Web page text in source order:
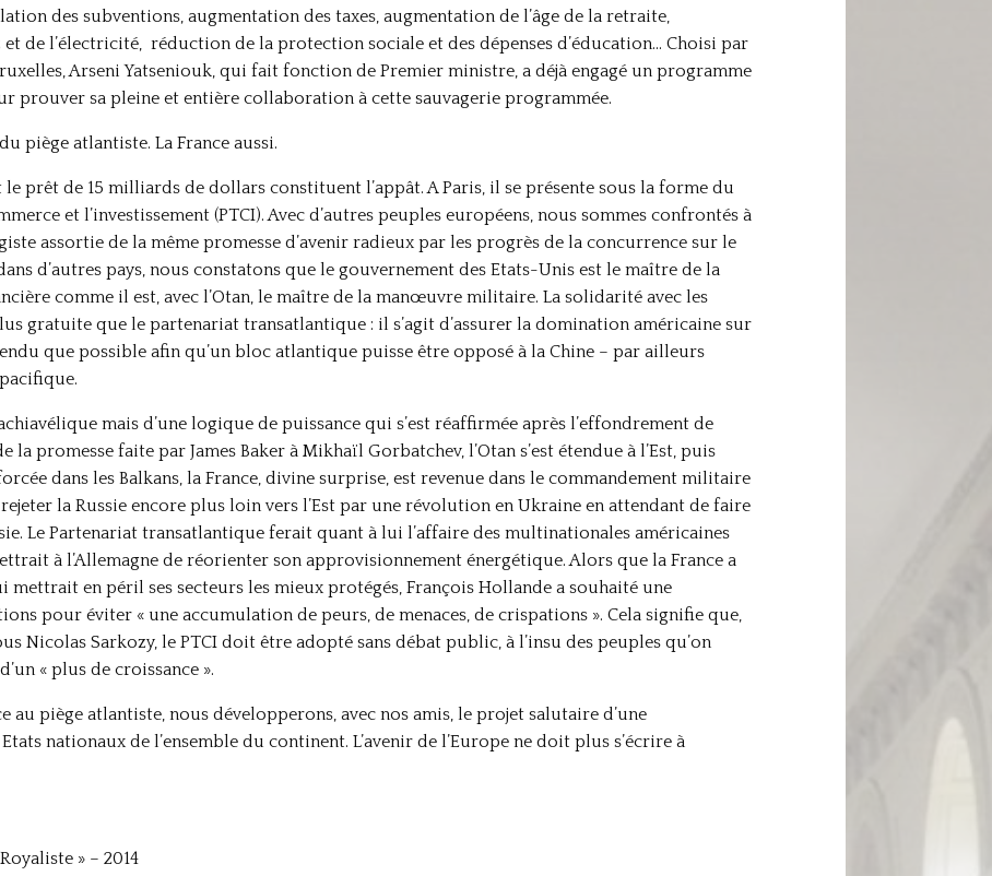
des subventions, augmentation des taxes, augmentation de l’âge de la retraite,
de l’électricité, réduction de la protection sociale et des dépenses d’éducation… Choisi par
Arseni Yatseniouk, qui fait fonction de Premier ministre, a déjà engagé un programme
prouver sa pleine et entière collaboration à cette sauvagerie programmée.
piège atlantiste. La France aussi.
le prêt de 15 milliards de dollars constituent l’appât. A Paris, il se présente sous la forme du
et l’investissement (PTCI). Avec d’autres peuples européens, nous sommes confrontés à
assortie de la même promesse d’avenir radieux par les progrès de la concurrence sur le
d’autres pays, nous constatons que le gouvernement des Etats-Unis est le maître de la
comme il est, avec l’Otan, le maître de la manœuvre militaire. La solidarité avec les
gratuite que le partenariat transatlantique : il s’agit d’assurer la domination américaine sur
que possible afin qu’un bloc atlantique puisse être opposé à la Chine – par ailleurs
mais d’une logique de puissance qui s’est réaffirmée après l’effondrement de
la promesse faite par James Baker à Mikhaïl Gorbatchev, l’Otan s’est étendue à l’Est, puis
dans les Balkans, la France, divine surprise, est revenue dans le commandement militaire
la Russie encore plus loin vers l’Est par une révolution en Ukraine en attendant de faire
Le Partenariat transatlantique ferait quant à lui l’affaire des multinationales américaines
à l’Allemagne de réorienter son approvisionnement énergétique. Alors que la France a
en péril ses secteurs les mieux protégés, François Hollande a souhaité une
pour éviter « une accumulation de peurs, de menaces, de crispations ». Cela signifie que,
Nicolas Sarkozy, le PTCI doit être adopté sans débat public, à l’insu des peuples qu’on
« plus de croissance ».
au piège atlantiste, nous développerons, avec nos amis, le projet salutaire d’une
nationaux de l’ensemble du continent. L’avenir de l’Europe ne doit plus s’écrire à
» – 2014